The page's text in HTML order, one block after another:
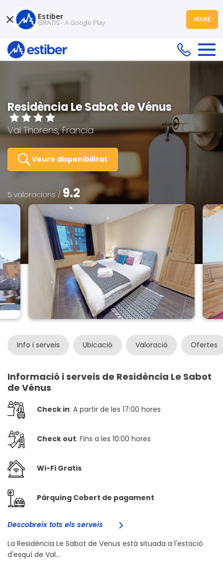
Residència Le Sabot de Vénus
Val Thorens, Francia
Veure disponibilitat
5 valoracions / 9.2
Info i serveis Ubicació Valoració Ofertes
Informació i serveis de Residència Le Sabot
de Vénus
Check in: A partir de les 17:00 hores
Check out: Fins a les 10:00 hores
Wi-Fi Gratis
Pàrquing Cobert de pagament
Descobreix tots els serveis
La Residència Le Sabot de Venus està situada a l'estació
d'esquí de Val...
Estiber
GRATIS - A Google Play VEURE